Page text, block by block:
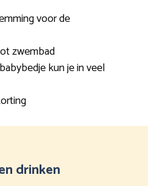
voor de
zwembad
kun je in veel
drinken